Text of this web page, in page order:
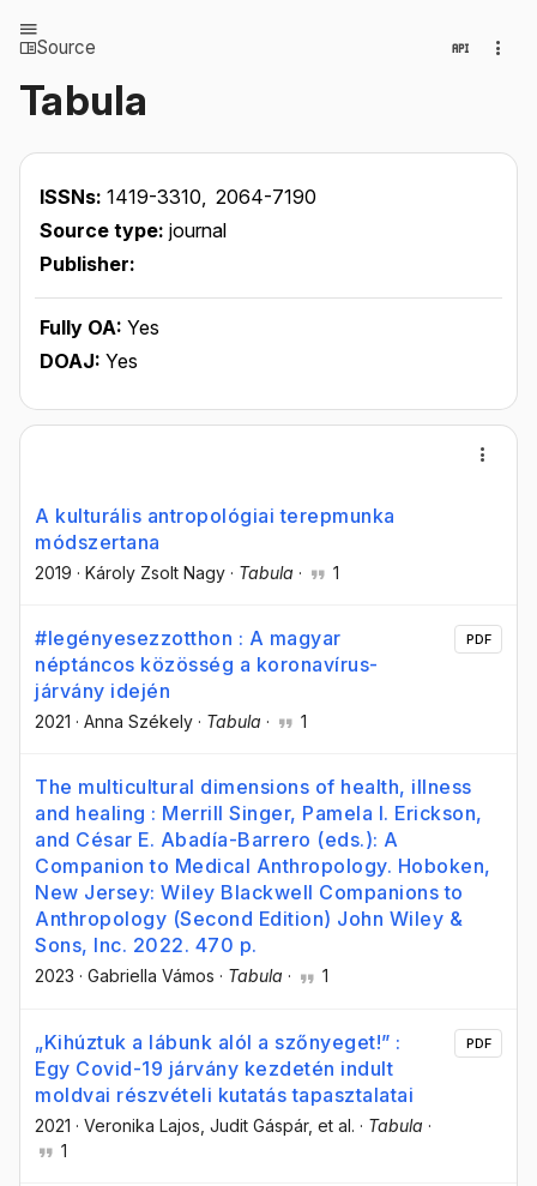
Source
Tabula
ISSNs: 1419-3310, 2064-7190
Source type: journal
Publisher:
Fully OA: Yes
DOAJ: Yes
A kulturális antropológiai terepmunka
módszertana
2019 · Károly Zsolt Nagy · Tabula · 1
#legényesezzotthon : A magyar
néptáncos közösség a koronavírus-
járvány idején
2021 · Anna Székely · Tabula · 1
PDF
The multicultural dimensions of health, illness
and healing : Merrill Singer, Pamela I. Erickson,
and César E. Abadía-Barrero (eds.): A
Companion to Medical Anthropology. Hoboken,
New Jersey: Wiley Blackwell Companions to
Anthropology (Second Edition) John Wiley &
Sons, Inc. 2022. 470 p.
2023 · Gabriella Vámos · Tabula · 1
„Kihúztuk a lábunk alól a szőnyeget!” :
Egy Covid-19 járvány kezdetén indult
moldvai részvételi kutatás tapasztalatai
2021 · Veronika Lajos , Judit Gáspár, et al. · Tabula ·
1
PDF